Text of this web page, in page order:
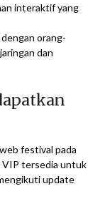
interaktif yang
orang-
dan
festival pada
VIP tersedia untuk
update